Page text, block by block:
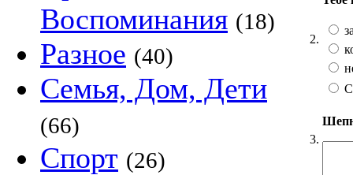
Воспоминания (18)
Разное (40)
Семья, Дом, Дети
(66)
Спорт (26)
2.
3.